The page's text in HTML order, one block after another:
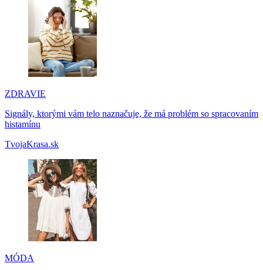
ZDRAVIE
Signály, ktorými vám telo naznačuje, že má problém so spracovaním
histamínu
TvojaKrasa.sk
MÓDA